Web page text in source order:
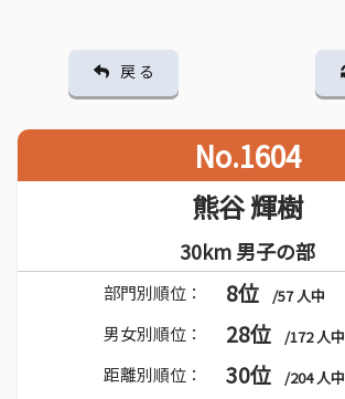
戻 る
No.1604
熊谷 輝樹
30km 男子の部
部門別順位： 8位 /57 人中
男女別順位： 28位 /172 人中
距離別順位： 30位 /204 人中